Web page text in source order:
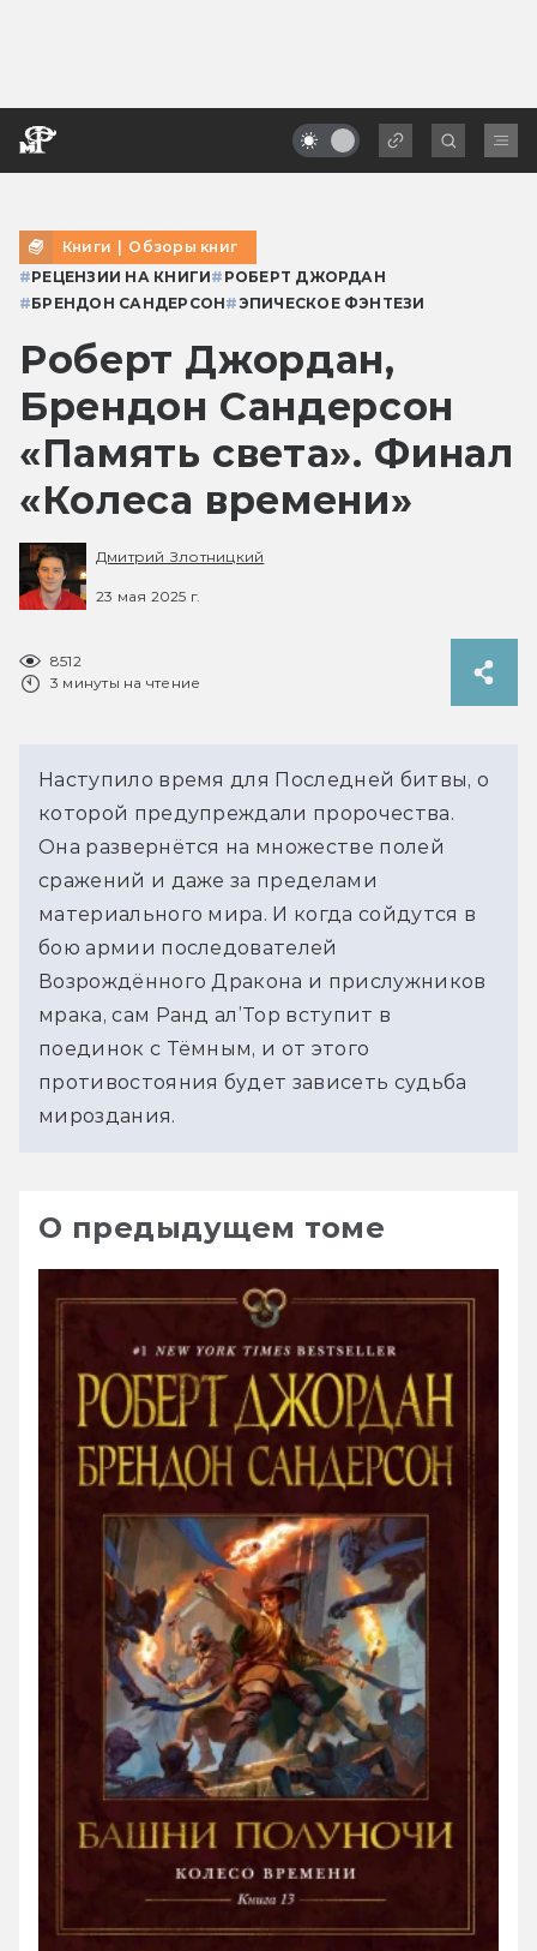
Книги | Обзоры книг
#РЕЦЕНЗИИ НА КНИГИ# РОБЕРТ ДЖОРДАН
#БРЕНДОН САНДЕРСОН#ЭПИЧЕСКОЕ ФЭНТЕЗИ
Роберт Джордан,
Брендон Сандерсон
«Память света». Финал
«Колеса времени»
Дмитрий Злотницкий
23 мая 2025 г.
8512
3 минуты на чтение
Наступило время для Последней битвы, о
которой предупреждали пророчества.
Она развернётся на множестве полей
сражений и даже за пределами
материального мира. И когда сойдутся в
бою армии последователей
Возрождённого Дракона и прислужников
мрака, сам Ранд ал’Тор вступит в
поединок с Тёмным, и от этого
противостояния будет зависеть судьба
мироздания.
О предыдущем томе